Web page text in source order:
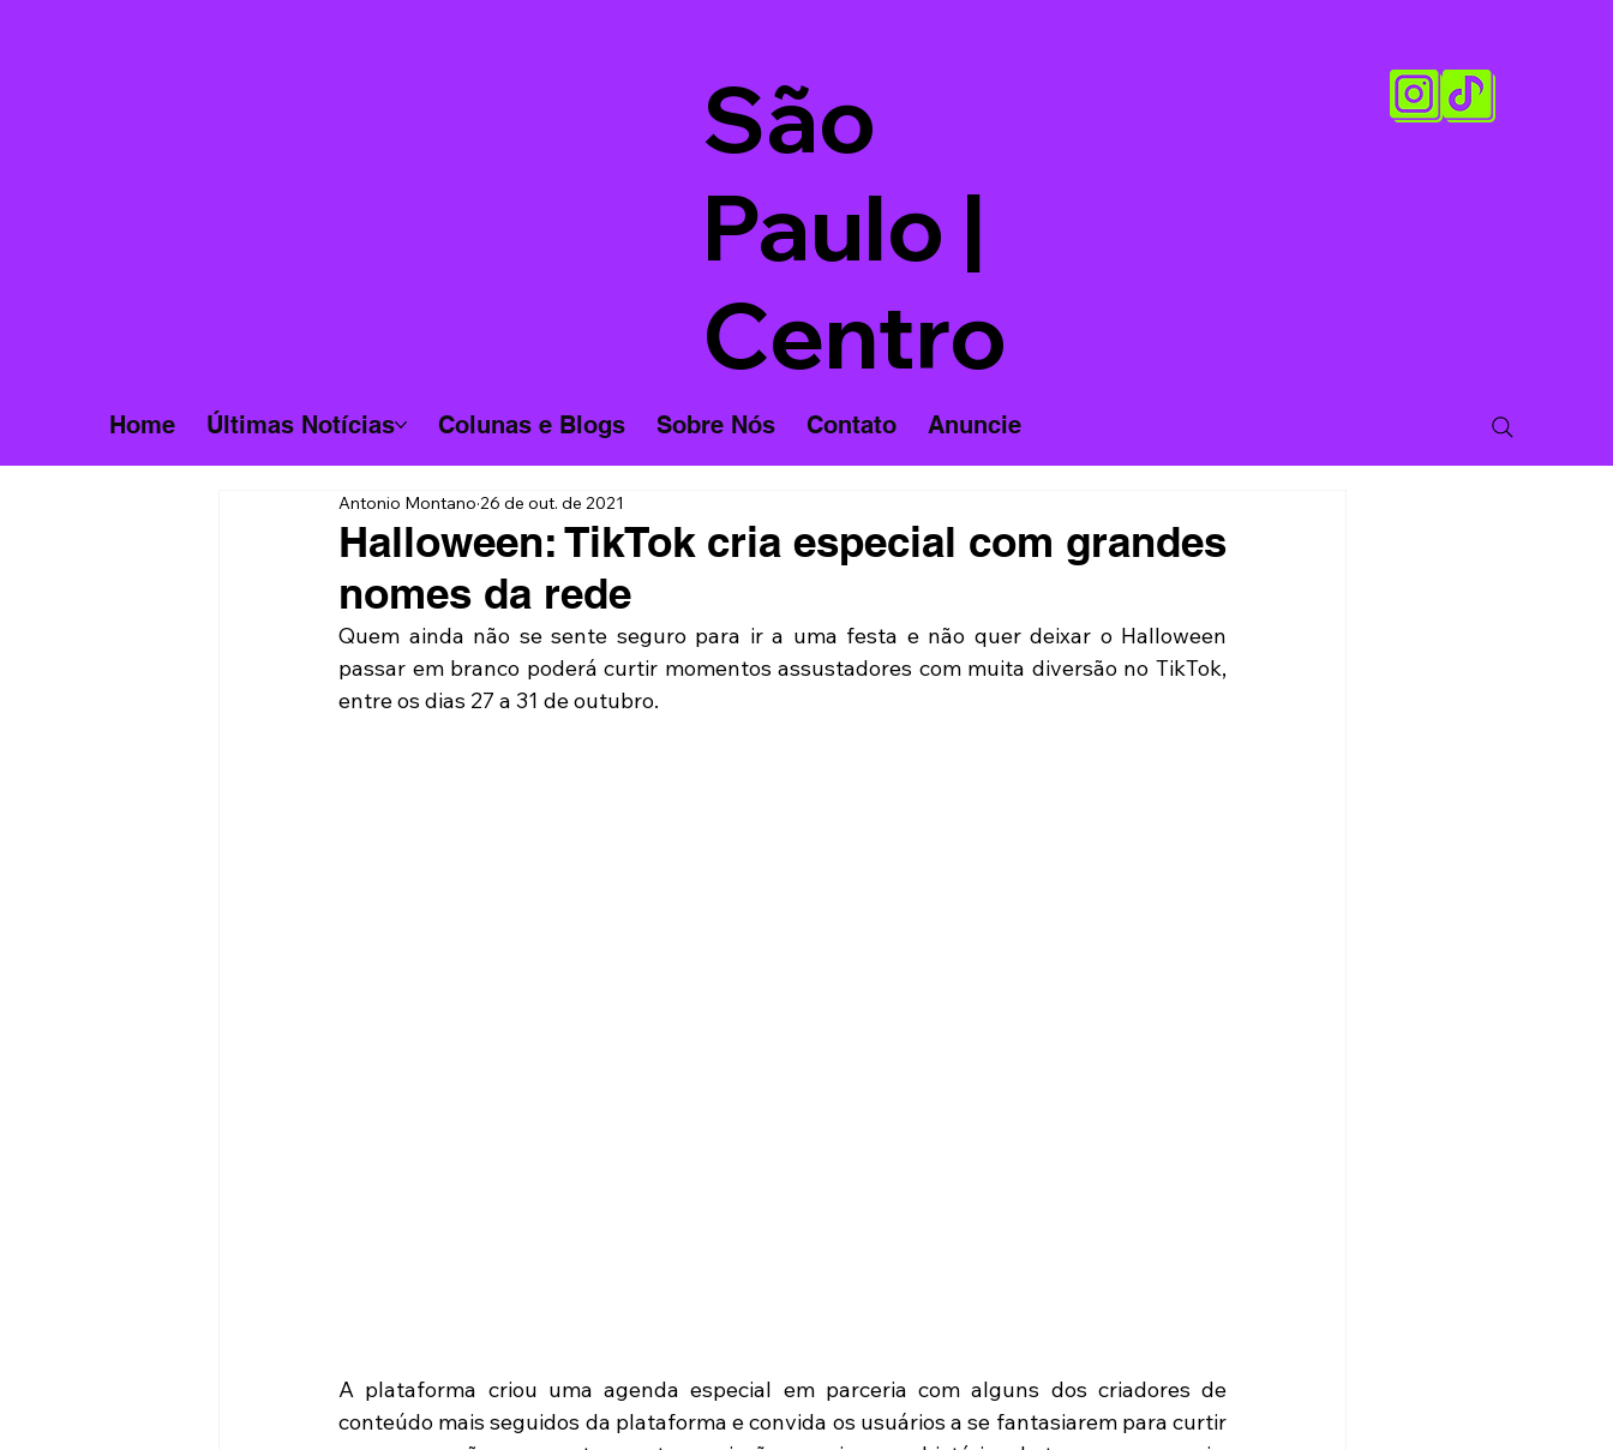
São
Paulo |
Centro
Home Últimas Notícias Colunas e Blogs Sobre Nós Contato Anuncie
Halloween: TikTok cria especial com grandes
nomes da rede
Antonio Montano 26 de out. de 2021
Quem ainda não se sente seguro para ir a uma festa e não quer deixar o Halloween
passar em branco poderá curtir momentos assustadores com muita diversão no TikTok,
entre os dias 27 a 31 de outubro.
A plataforma criou uma agenda especial em parceria com alguns dos criadores de
conteúdo mais seguidos da plataforma e convida os usuários a se fantasiarem para curtir